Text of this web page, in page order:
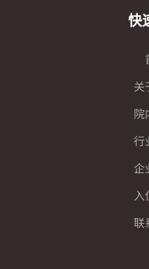
快
关
院
行
企
入
联